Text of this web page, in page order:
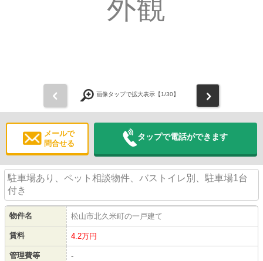
画像タップで拡大表示【1/30】
メールで
問合せる
タップで電話ができます
駐車場あり、ペット相談物件、バストイレ別、駐車場1台
付き
物件名 松山市北久米町の一戸建て
賃料 4.2万円
管理費等 -